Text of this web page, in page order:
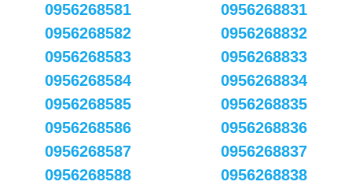
0956268581
0956268582
0956268583
0956268584
0956268585
0956268586
0956268587
0956268588
0956268831
0956268832
0956268833
0956268834
0956268835
0956268836
0956268837
0956268838